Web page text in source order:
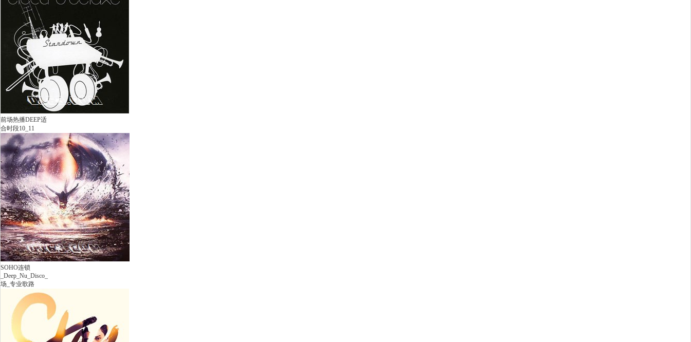
前场热播DEEP适
合时段10_11
SOHO连锁
_Deep_Nu_Disco_
场_专业歌路